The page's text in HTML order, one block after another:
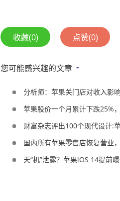
收藏(0) 点赞(0)
您可能感兴趣的文章
分析师：苹果关门店对收入影
苹果股价一个月累计下跌25%
财富杂志评出100个现代设计:
国内所有苹果零售店恢复营业
天“机”泄露？苹果iOS 14提前